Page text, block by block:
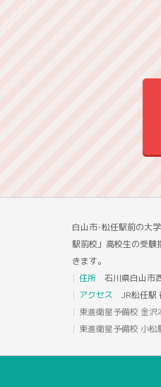
白山市･松任駅前の大
駅前校」高校生の受験
きます。
住所 石川県白山市
アクセス JR松任駅
東進衛星予備校 金沢
東進衛星予備校 小松